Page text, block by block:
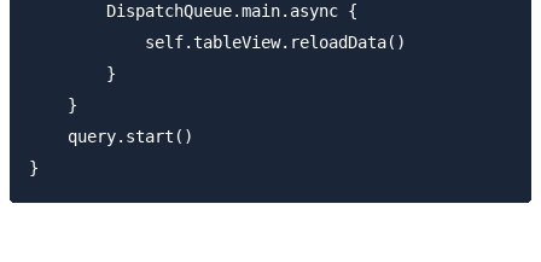
        DispatchQueue.main.async {
            self.tableView.reloadData()
        }
    }
    query.start()